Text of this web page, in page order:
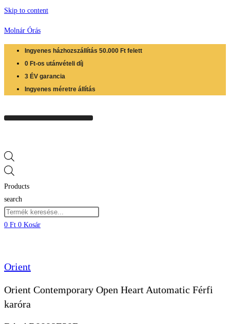
Skip to content
Molnár Órás
Ingyenes házhozszállítás 50.000 Ft felett
0 Ft-os utánvételi díj
3 ÉV garancia
Ingyenes méretre állítás
Products
search
0 Ft 0 Kosár
Orient
Orient Contemporary Open Heart Automatic Férfi
karóra